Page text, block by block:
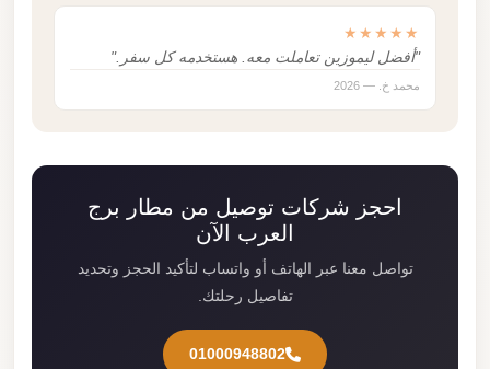
★★★★★
"أفضل ليموزين تعاملت معه. هستخدمه كل سفر."
محمد خ. — 2026
احجز شركات توصيل من مطار برج
العرب الآن
تواصل معنا عبر الهاتف أو واتساب لتأكيد الحجز وتحديد
تفاصيل رحلتك.
01000948802